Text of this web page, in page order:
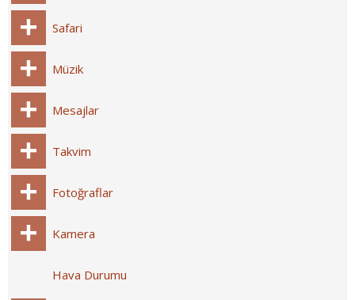
Safari
Müzik
Mesajlar
Takvim
Fotoğraflar
Kamera
Hava Durumu